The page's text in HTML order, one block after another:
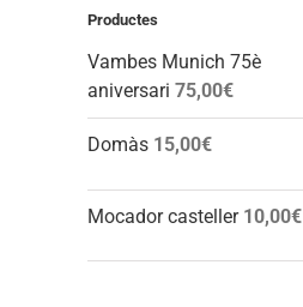
Productes
Vambes Munich 75è
aniversari 75,00€
Domàs 15,00€
Mocador casteller 10,00€